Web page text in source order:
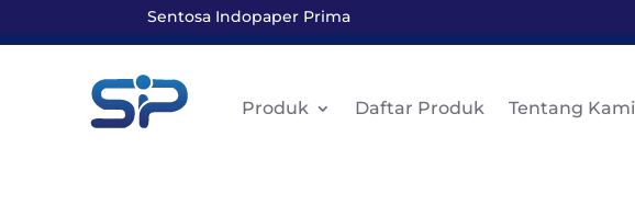
Sentosa Indopaper Prima
Produk Daftar Produk Tentang Kami